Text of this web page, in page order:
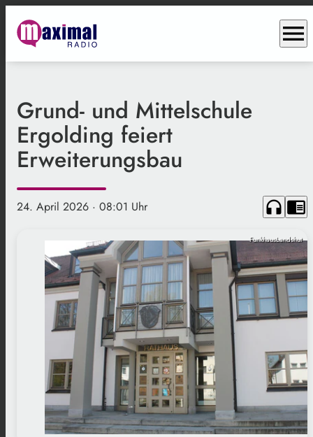
menu
Grund- und Mittelschule
Ergolding feiert
Erweiterungsbau
24. April 2026 · 08:01 Uhr headphones chrome_reader_mode
FunkhausLandshut